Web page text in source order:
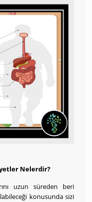
Nelerdir?
uzun süreden beri
konusunda sizi